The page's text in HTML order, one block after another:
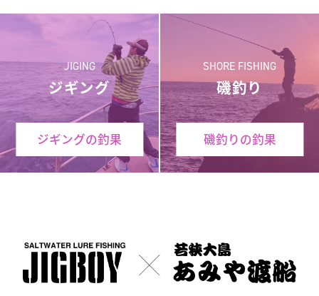
JIGING
ジギング
ジギングの釣果
SHORE FISHING
磯釣り
磯釣りの釣果